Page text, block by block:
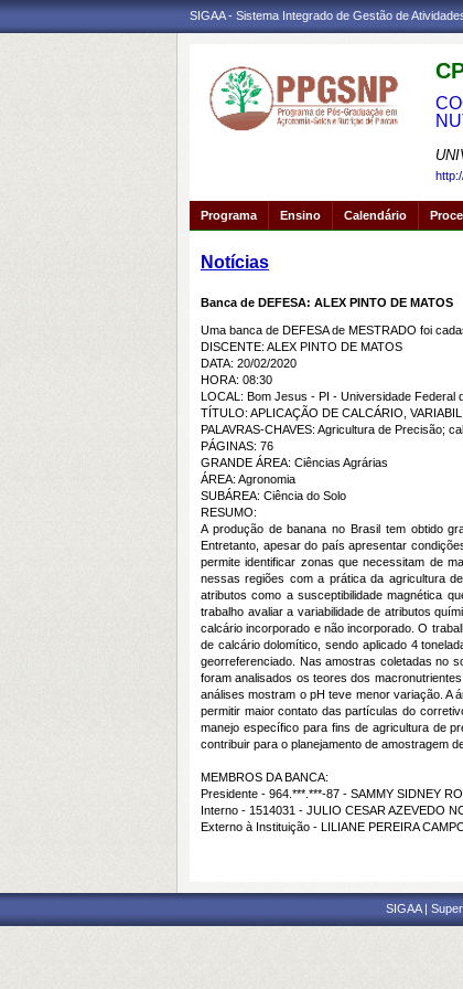
SIGAA - Sistema Integrado de Gestão de
Programa Ensino Calendário
Notícias
Banca de DEFESA: ALEX PINTO DE MATOS
Uma banca de DEFESA de MESTRADO foi
DISCENTE: ALEX PINTO DE MATOS
DATA: 20/02/2020
HORA: 08:30
LOCAL: Bom Jesus - PI - Universidade Federal
TÍTULO: APLICAÇÃO DE CALCÁRIO,
PALAVRAS-CHAVES: Agricultura de Precisão;
PÁGINAS: 76
GRANDE ÁREA: Ciências Agrárias
ÁREA: Agronomia
SUBÁREA: Ciência do Solo
RESUMO:
A produção de banana no Brasil tem obtido
Entretanto, apesar do país apresentar
permite identificar zonas que necessitam de
nessas regiões com a prática da agricultura
atributos como a susceptibilidade magnética
trabalho avaliar a variabilidade de atributos
calcário incorporado e não incorporado. O
de calcário dolomítico, sendo aplicado 4
georreferenciado. Nas amostras coletadas no
foram analisados os teores dos
análises mostram o pH teve menor variação. A
permitir maior contato das partículas do
manejo específico para fins de agricultura de
contribuir para o planejamento de amostragem
MEMBROS DA BANCA:
Presidente - 964.***.***-87 - SAMMY SIDNEY
Interno - 1514031 - JULIO CESAR AZEVEDO
Externo à Instituição - LILIANE PEREIRA
SIGAA |